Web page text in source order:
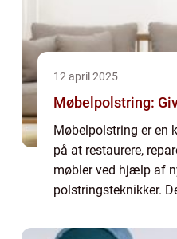
12 april 2025
Møbelpolstring:
Møbelpolstring er en
på at restaurere,
møbler ved hjælp af
polstringsteknikker.